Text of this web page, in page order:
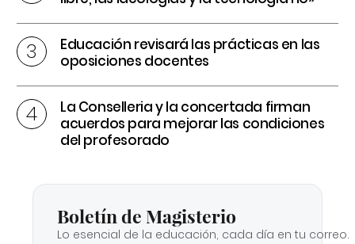
Educación revisará las prácticas en las
oposiciones docentes
La Conselleria y la concertada firman
acuerdos para mejorar las condiciones
del profesorado
Boletín de Magisterio
Lo esencial de la educación, cada día en tu correo.